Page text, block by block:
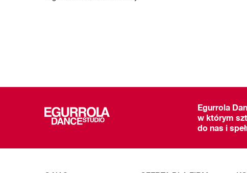
Egurrola
w którym
do nas i